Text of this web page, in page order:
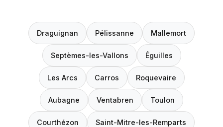
Draguignan Pélissanne Mallemort
Septèmes-les-Vallons Éguilles
Les Arcs Carros Roquevaire
Aubagne Ventabren Toulon
Courthézon Saint-Mitre-les-Remparts